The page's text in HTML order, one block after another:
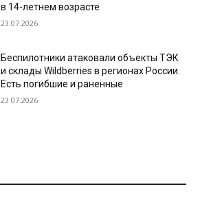
в 14-летнем возрасте
23.07.2026
Беспилотники атаковали объекты ТЭК
и склады Wildberries в регионах России.
Есть погибшие и раненные
23.07.2026